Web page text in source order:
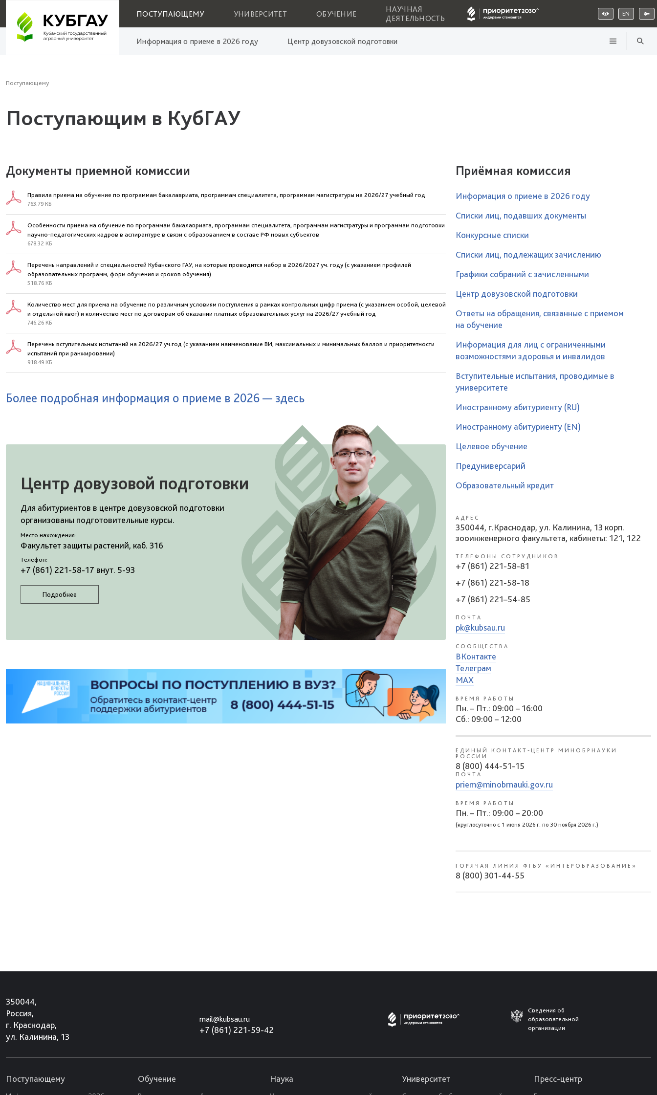
ПОСТУПАЮЩЕМУ УНИВЕРСИТЕТ ОБУЧЕНИЕ
НАУЧНАЯ
ДЕЯТЕЛЬНОСТЬ
EN
Информация о приеме в 2026 году Центр довузовской подготовки
Поступающему
Поступающим в КубГАУ
Документы приемной комиссии
Правила приема на обучение по программам бакалавриата, программам специалитета, программам магистратуры на 2026/27 учебный год
763.79 КБ
Особенности приема на обучение по программам бакалавриата, программам специалитета, программам магистратуры и программам подготовки
научно-педагогических кадров в аспирантуре в связи с образованием в составе РФ новых субъектов
678.32 КБ
Перечень направлений и специальностей Кубанского ГАУ, на которые проводится набор в 2026/2027 уч. году (с указанием профилей
образовательных программ, форм обучения и сроков обучения)
518.76 КБ
Количество мест для приема на обучение по различным условиям поступления в рамках контрольных цифр приема (с указанием особой, целевой
и отдельной квот) и количество мест по договорам об оказании платных образовательных услуг на 2026/27 учебный год
746.26 КБ
Перечень вступительных испытаний на 2026/27 уч.год (с указанием наименование ВИ, максимальных и минимальных баллов и приоритетности
испытаний при ранжировании)
918.49 КБ
Более подробная информация о приеме в 2026 — здесь
Центр довузовой подготовки
Для абитуриентов в центре довузовской подготовки
организованы подготовительные курсы.
Место нахождения:
Факультет защиты растений, каб. 316
Телефон:
+7 (861) 221-58-17 внут. 5-93
Подробнее
Приёмная комиссия
Информация о приеме в 2026 году
Списки лиц, подавших документы
Конкурсные списки
Списки лиц, подлежащих зачислению
Графики собраний с зачисленными
Центр довузовской подготовки
Ответы на обращения, связанные с приемом
на обучение
Информация для лиц с ограниченными
возможностями здоровья и инвалидов
Вступительные испытания, проводимые в
университете
Иностранному абитуриенту (RU)
Иностранному абитуриенту (EN)
Целевое обучение
Предуниверсарий
Образовательный кредит
АДРЕС
350044, г.Краснодар, ул. Калинина, 13 корп.
зооинженерного факультета, кабинеты: 121, 122
ТЕЛЕФОНЫ СОТРУДНИКОВ
+7 (861) 221-58-81
+7 (861) 221-58-18
+7 (861) 221–54-85
ПОЧТА
pk@kubsau.ru
СООБЩЕСТВА
ВКонтакте
Телеграм
MAX
ВРЕМЯ РАБОТЫ
Пн. – Пт.: 09:00 – 16:00
Сб.: 09:00 – 12:00
ЕДИНЫЙ КОНТАКТ-ЦЕНТР МИНОБРНАУКИ
РОССИИ
8 (800) 444-51-15
ПОЧТА
priem@minobrnauki.gov.ru
ВРЕМЯ РАБОТЫ
Пн. – Пт.: 09:00 – 20:00
(круглосуточно с 1 июня 2026 г. по 30 ноября 2026 г.)
ГОРЯЧАЯ ЛИНИЯ ФГБУ «ИНТЕРОБРАЗОВАНИЕ»
8 (800) 301-44-55
350044,
Россия,
г. Краснодар,
ул. Калинина, 13
mail@kubsau.ru
+7 (861) 221-59-42
Сведения об
образовательной
организации
Поступающему Обучение Наука Университет Пресс-центр